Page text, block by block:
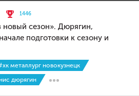
1446
сезон». Дюрягин,
подготовки к сезону и
металлург новокузнецк
дюрягин